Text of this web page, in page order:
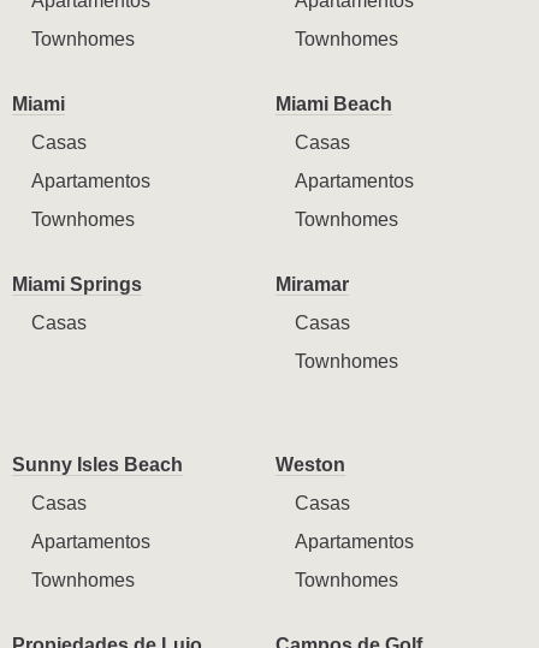
Townhomes
Townhomes
Miami
Casas
Apartamentos
Townhomes
Miami Beach
Casas
Apartamentos
Townhomes
Miami Springs
Casas
Miramar
Casas
Townhomes
Sunny Isles Beach
Casas
Apartamentos
Townhomes
Weston
Casas
Apartamentos
Townhomes